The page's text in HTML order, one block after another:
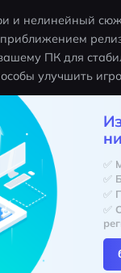
и нелинейный
ПК для
улучшить
✅
✅
✅
✅